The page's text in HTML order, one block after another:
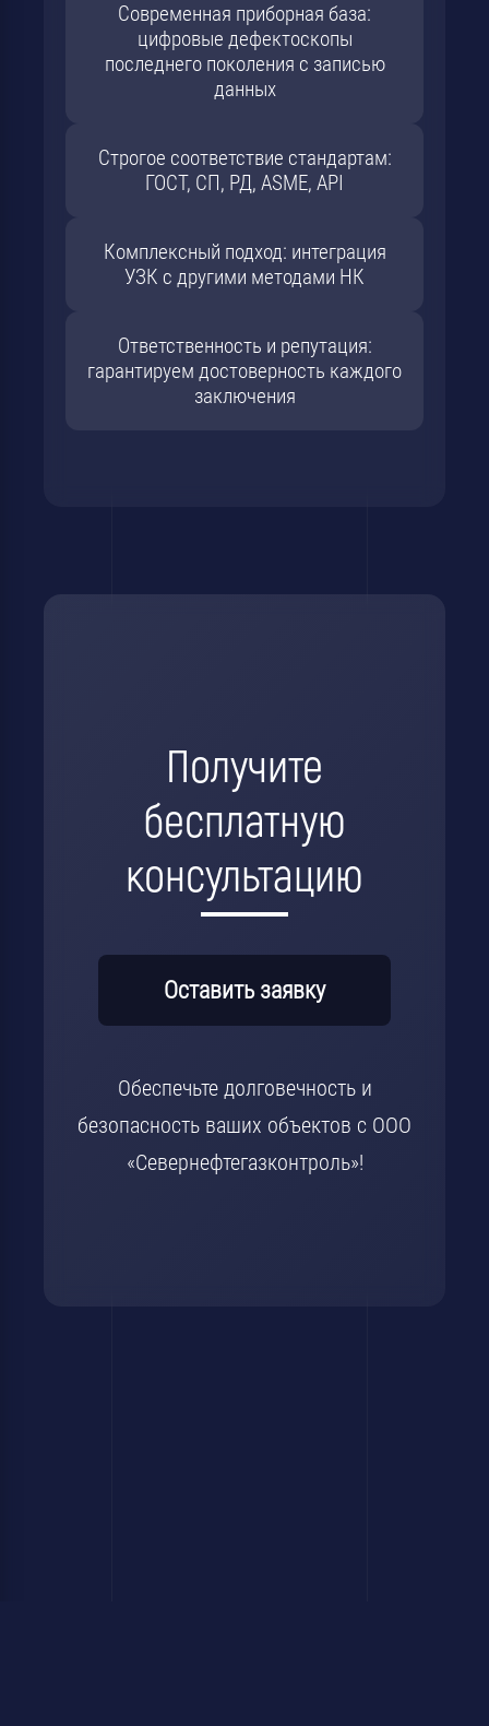
Современная приборная база:
цифровые дефектоскопы
последнего поколения с записью
данных
Строгое соответствие стандартам:
ГОСТ, СП, РД, ASME, API
Комплексный подход: интеграция
УЗК с другими методами НК
Ответственность и репутация:
гарантируем достоверность каждого
заключения
Получите
бесплатную
консультацию
Оставить заявку
Обеспечьте долговечность и
безопасность ваших объектов с ООО
«Севернефтегазконтроль»!